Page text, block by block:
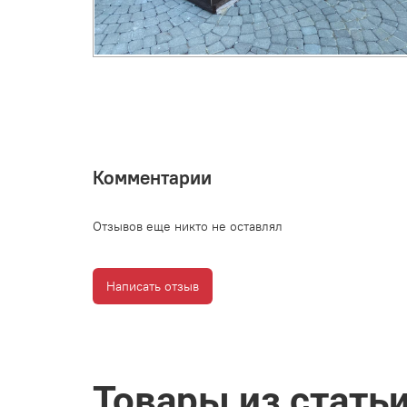
Комментарии
Отзывов еще никто не оставлял
Написать отзыв